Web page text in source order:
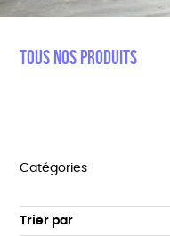
Tous nos produits
Catégories
MARCHE POUR LA
Trier par